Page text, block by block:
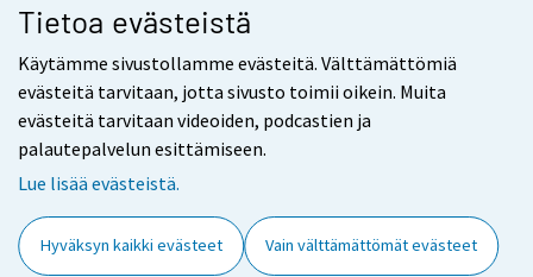
Tietoa evästeistä
Käytämme sivustollamme evästeitä. Välttämättömiä
evästeitä tarvitaan, jotta sivusto toimii oikein. Muita
evästeitä tarvitaan videoiden, podcastien ja
palautepalvelun esittämiseen.
Lue lisää evästeistä.
Hyväksyn kaikki evästeet Vain välttämättömät evästeet